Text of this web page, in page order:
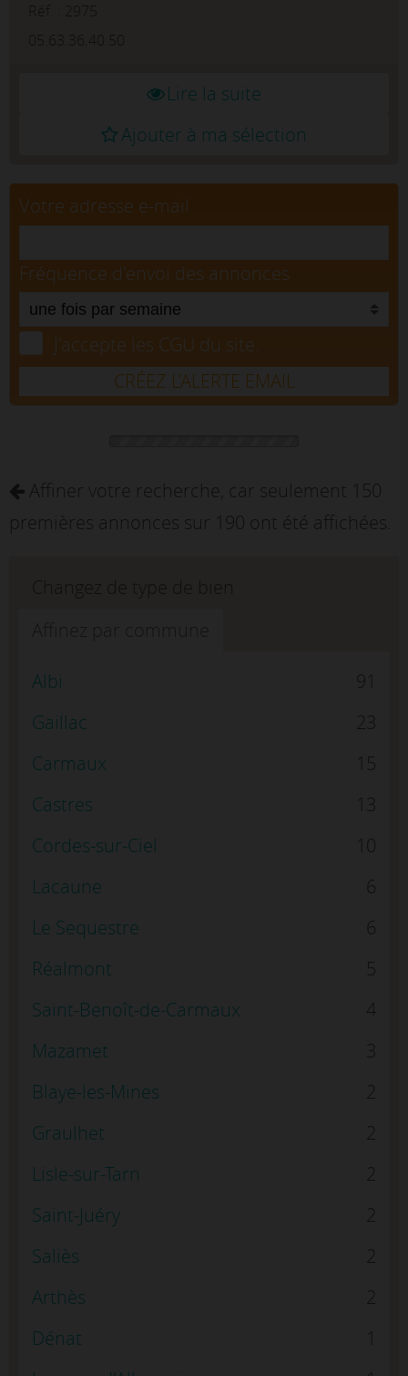
Lire la suite
Ajouter à ma sélection
Votre adresse e-mail
Fréquence d'envoi des annonces
J'accepte les CGU du site.
CRÉEZ L’ALERTE EMAIL
Affiner votre recherche, car seulement 150
premières annonces sur 190 ont été affichées.
Albi
91
Gaillac
23
Carmaux
15
Castres
13
Cordes-sur-Ciel
10
Lacaune
6
Le Sequestre
6
Réalmont
5
Saint-Benoît-de-Carmaux
4
Mazamet
3
Blaye-les-Mines
2
Graulhet
2
Lisle-sur-Tarn
2
Saint-Juéry
2
Saliès
2
Arthès
2
Dénat